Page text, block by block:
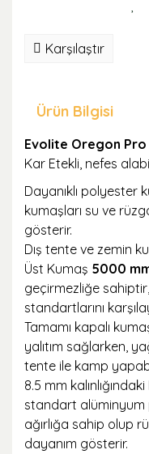
Karşılaştır
Ürün Bilgisi
Evolite Oregon Pro
Kar Etekli, nefes
Dayanıklı polyester
kumaşları su ve
gösterir.
Dış tente ve zemin
Üst Kumaş 5000
geçirmezliğe
standartlarını
Tamamı kapalı
yalıtım sağlarken,
tente ile kamp
8.5 mm kalınlığındaki
standart alüminyum
ağırlığa sahip olup
dayanım gösterir.